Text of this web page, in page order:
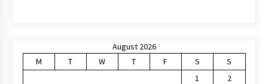
August 2026
M
T W T F S
S
1
2